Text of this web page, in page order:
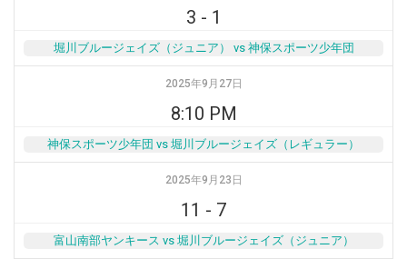
3 - 1
堀川ブルージェイズ（ジュニア） vs 神保スポーツ少年団
2025年9月27日
8:10 PM
神保スポーツ少年団 vs 堀川ブルージェイズ（レギュラー）
2025年9月23日
11 - 7
富山南部ヤンキース vs 堀川ブルージェイズ（ジュニア）